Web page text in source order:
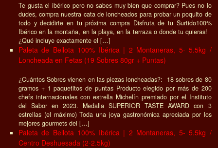
Te gusta el ibérico pero no sabes muy bien que comprar? Pues no lo
dudes, compra nuestra cata de loncheados para probar un poquito de
todo y decidirte en tu próxima compra Disfruta de tu Surtido100%
Ibérico en la montaña, en la playa, en la terraza o donde tu quieras!
¿Qué incluye exactamente el […]
Paleta de Bellota 100% Ibérica | 2 Montaneras, 5- 5.5kg /
Loncheada en Fetas (19 Sobres 80gr + Puntas)
¿Cuántos Sobres vienen en las piezas loncheadas?: 18 sobres de 80
gramos + 1 paquetitos de puntas Producto elegido por más de 200
chefs internacionales con estrella Michelín premiado por el Instituto
del Sabor en 2023. Medalla SUPERIOR TASTE AWARD con 3
estrellas (el máximo) Toda una joya gastronómica apreciada por los
mejores gourmets del […]
Paleta de Bellota 100% Ibérica | 2 Montaneras, 5- 5.5kg /
Centro Deshuesada (2-2.5kg)